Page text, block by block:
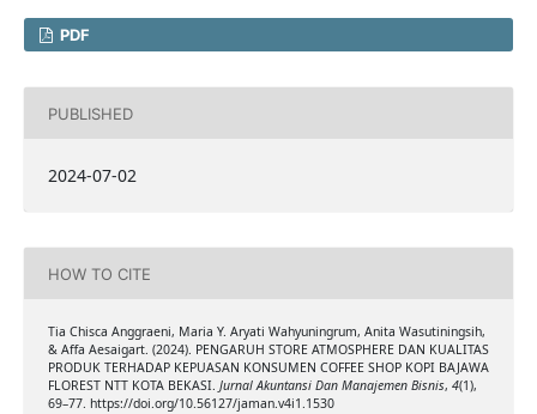
PDF
PUBLISHED
2024-07-02
HOW TO CITE
Tia Chisca Anggraeni, Maria Y. Aryati Wahyuningrum, Anita Wasutiningsih,
& Affa Aesaigart. (2024). PENGARUH STORE ATMOSPHERE DAN KUALITAS
PRODUK TERHADAP KEPUASAN KONSUMEN COFFEE SHOP KOPI BAJAWA
FLOREST NTT KOTA BEKASI. Jurnal Akuntansi Dan Manajemen Bisnis, 4(1),
69–77. https://doi.org/10.56127/jaman.v4i1.1530